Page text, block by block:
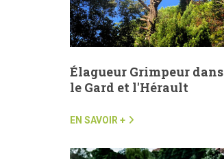
Élagueur Grimpeur dans
le Gard et l'Hérault
EN SAVOIR +